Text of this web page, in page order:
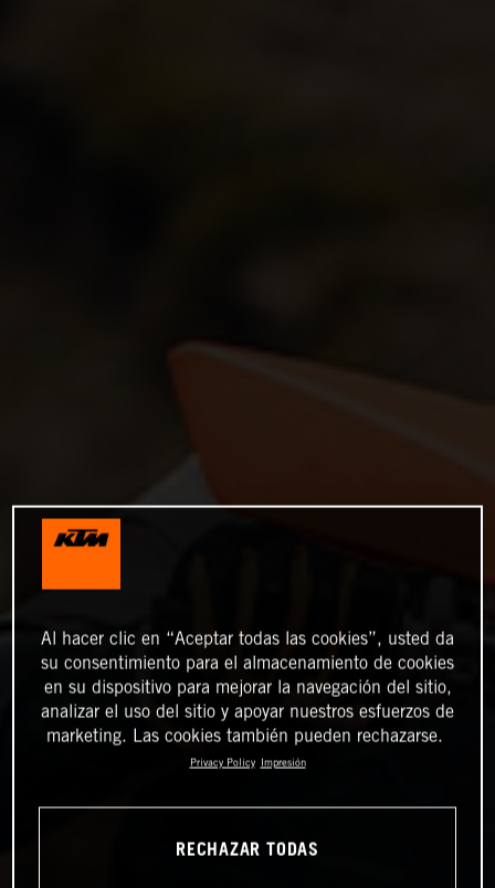
Al hacer clic en “Aceptar todas las cookies”, usted da
su consentimiento para el almacenamiento de cookies
en su dispositivo para mejorar la navegación del sitio,
analizar el uso del sitio y apoyar nuestros esfuerzos de
marketing. Las cookies también pueden rechazarse.
Privacy Policy Impresión
RECHAZAR TODAS